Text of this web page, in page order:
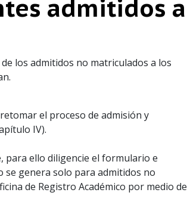
admitidos a
los admitidos no matriculados a los
el proceso de admisión y
IV).
para ello diligencie el formulario e
se genera solo para admitidos no
de Registro Académico por medio de